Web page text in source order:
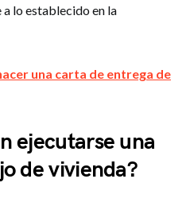
lo establecido en la
una carta de entrega de
ejecutarse una
de vivienda?